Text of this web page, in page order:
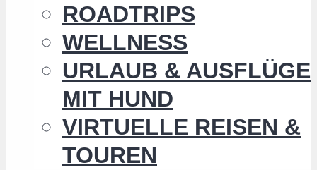
ROADTRIPS
WELLNESS
URLAUB & AUSFLÜGE
MIT HUND
VIRTUELLE REISEN &
TOUREN